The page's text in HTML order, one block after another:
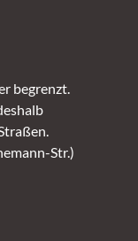
begrenzt.
Str.)